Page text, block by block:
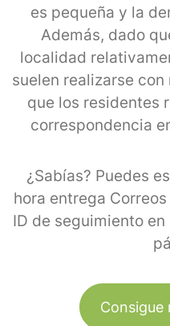
es pequeña y la
Además, dado
localidad
suelen realizarse
que los residentes
correspondencia
¿Sabías? Puedes
hora entrega
ID de seguimiento
Consigue